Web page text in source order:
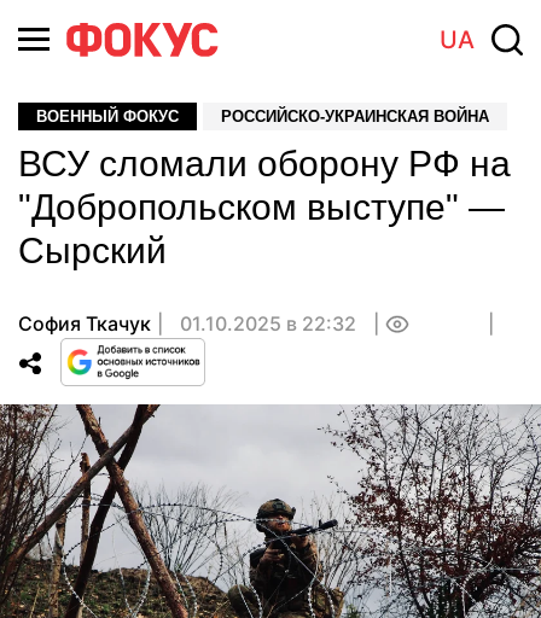
UA
ВОЕННЫЙ ФОКУС РОССИЙСКО-УКРАИНСКАЯ ВОЙНА
ВСУ сломали оборону РФ на
"Добропольском выступе" —
Сырский
София Ткачук 01.10.2025 в 22:32